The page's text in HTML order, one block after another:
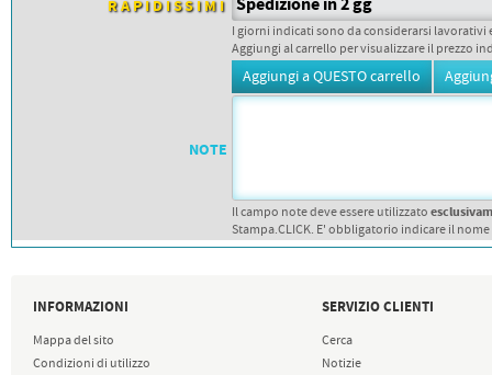
RAPIDISSIMI
I giorni indicati sono da considerarsi
Aggiungi al carrello per visualizzare il prezzo
NOTE
Il campo note deve essere utilizzato
Stampa.CLICK. E' obbligatorio indicare il
INFORMAZIONI
Mappa del sito
Condizioni di utilizzo
SERVIZIO CLIENTI
Cerca
Notizie